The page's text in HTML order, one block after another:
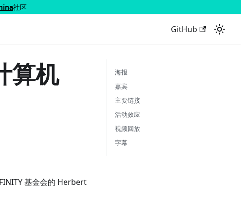
社区
GitHub
算机
基金会的 Herbert
海报
嘉宾
主要链接
活动效应
视频回放
字幕